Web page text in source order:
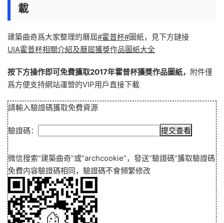
載
建築曲奇爲大家整理的曆屆#霍普杯#圖紙，見下方鏈接
UIA霍普杯相關介紹及曆屆獲獎作品圖紙大全
按下方操作即可免費獲取2017年霍普杯獲獎作品圖紙， 附件僅
爲方便支持網站運營的VIP用戶直接下載
請輸入驗證碼獲取免費資源
驗證碼：
微信搜索“建築曲奇”或“archcookie”，發送“驗證碼”獲取驗證碼
免費内容驗證碼相同，驗證碼不會頻繁修改